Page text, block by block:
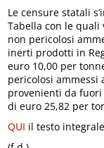
Le censure statali
Tabella con le
non pericolosi
inerti prodotti in
euro 10,00 per
pericolosi
provenienti da
di euro 25,82 per
QUI il testo